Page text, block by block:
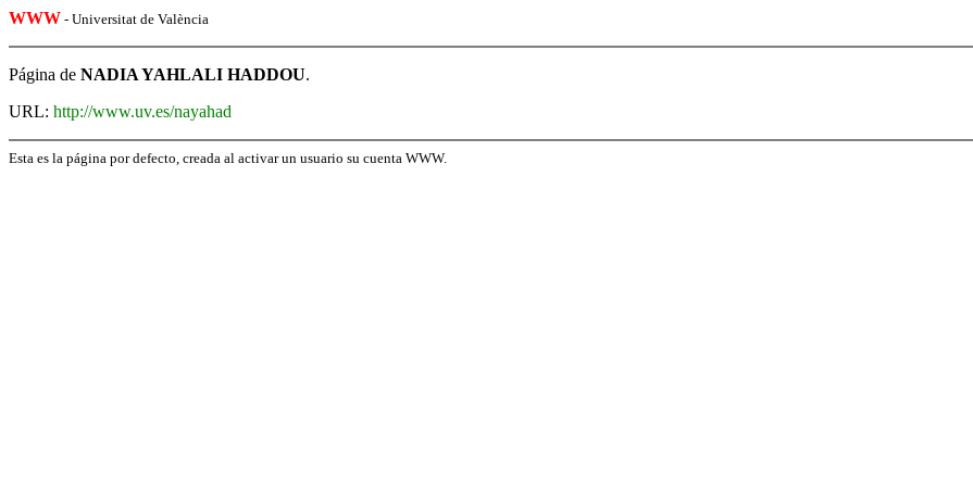
WWW - Universitat de València
Página de NADIA YAHLALI HADDOU.
URL: http://www.uv.es/nayahad
Esta es la página por defecto, creada al activar un usuario su cuenta WWW.